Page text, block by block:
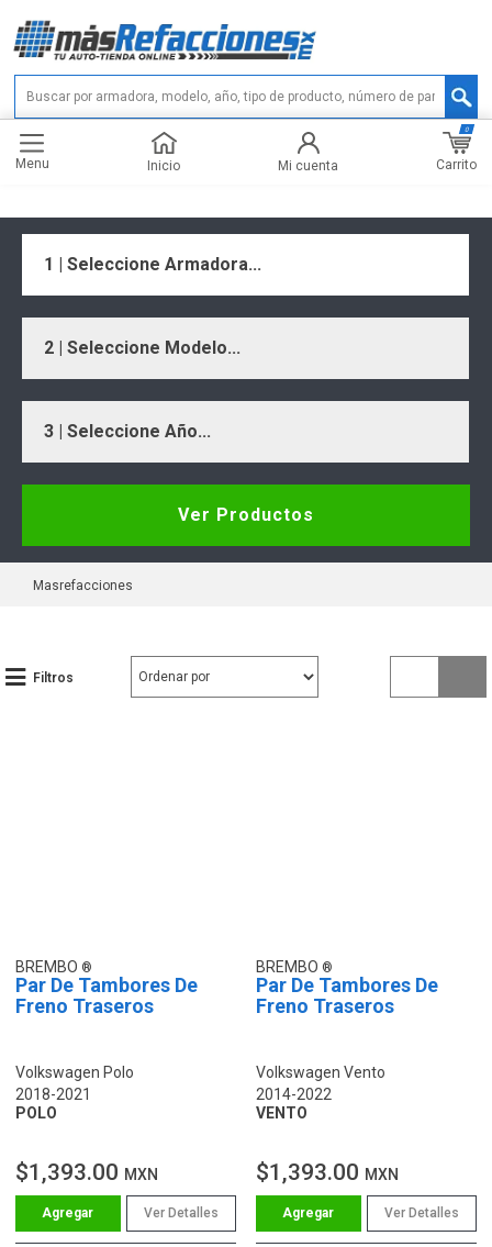
Menu Inicio Mi cuenta Carrito
0
1 | Seleccione Armadora...
2 | Seleccione Modelo...
3 | Seleccione Año...
Ver Productos
Masrefacciones
Filtros
BREMBO
Par De Tambores De
Freno Traseros
Volkswagen Polo
2018-2021
POLO
$1,393.00 MXN
Ver Detalles
BREMBO
Par De Tambores De
Freno Traseros
Volkswagen Vento
2014-2022
VENTO
$1,393.00 MXN
Ver Detalles